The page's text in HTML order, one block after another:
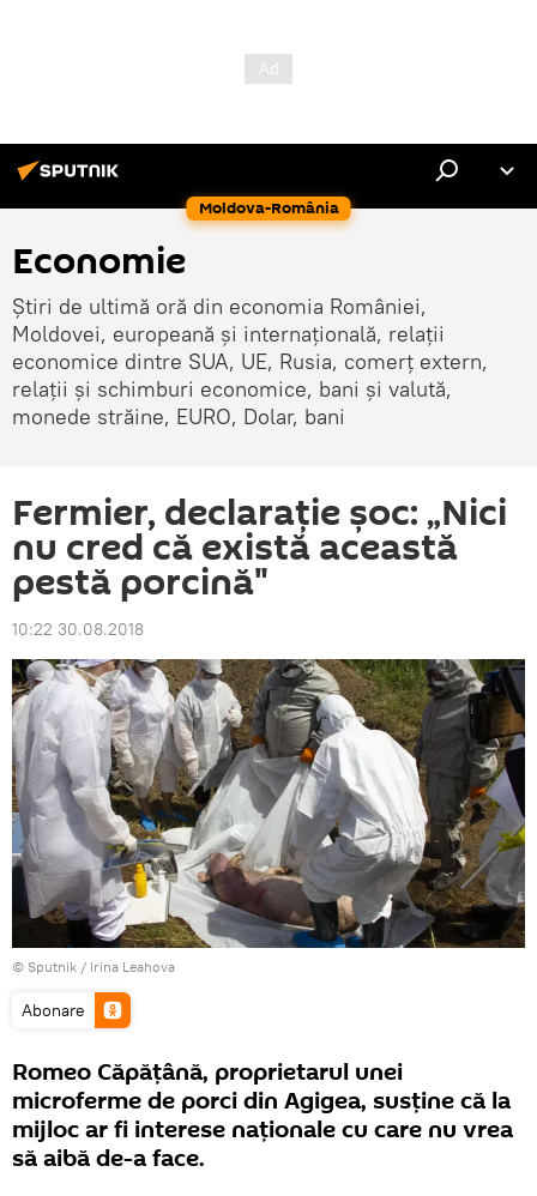
Moldova-România
Economie
Știri de ultimă oră din economia României,
Moldovei, europeană și internațională, relații
economice dintre SUA, UE, Rusia, comerț extern,
relații și schimburi economice, bani și valută,
monede străine, EURO, Dolar, bani
Fermier, declarație șoc: „Nici
nu cred că există această
pestă porcină"
10:22 30.08.2018
© Sputnik / Irina Leahova
Abonare
Romeo Căpăţână, proprietarul unei
microferme de porci din Agigea, susţine că la
mijloc ar fi interese naţionale cu care nu vrea
să aibă de-a face.